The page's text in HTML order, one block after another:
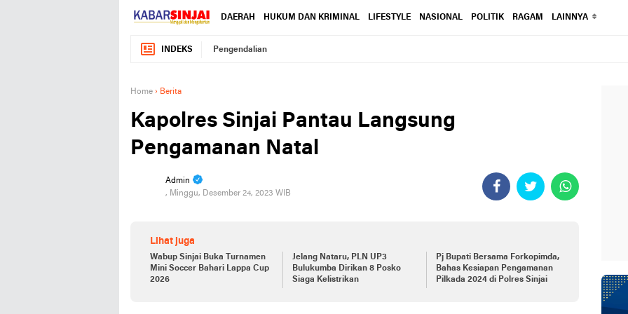
DAERAH HUKUM DAN KRIMINAL LIFESTYLE NASIONAL POLITIK RAGAM LAINNYA
INDEKS Pengendalian
Home › Berita
Kapolres Sinjai Pantau Langsung
Pengamanan Natal
Admin
, Minggu, Desember 24, 2023 WIB
Lihat juga
Wabup Sinjai Buka Turnamen
Mini Soccer Bahari Lappa Cup
2026
Jelang Nataru, PLN UP3
Bulukumba Dirikan 8 Posko
Siaga Kelistrikan
Pj Bupati Bersama Forkopimda,
Bahas Kesiapan Pengamanan
Pilkada 2024 di Polres Sinjai